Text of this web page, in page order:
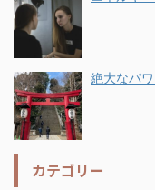
絶大なパ
カテゴリー